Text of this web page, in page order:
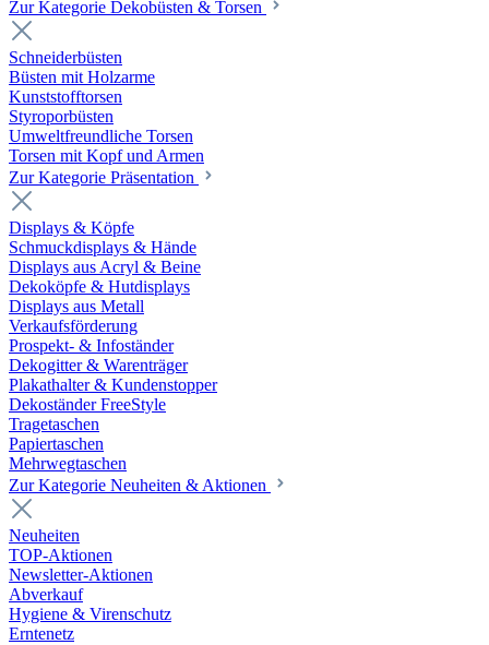
Zur Kategorie Dekobüsten & Torsen
Schneiderbüsten
Büsten mit Holzarme
Kunststofftorsen
Styroporbüsten
Umweltfreundliche Torsen
Torsen mit Kopf und Armen
Zur Kategorie Präsentation
Displays & Köpfe
Schmuckdisplays & Hände
Displays aus Acryl & Beine
Dekoköpfe & Hutdisplays
Displays aus Metall
Verkaufsförderung
Prospekt- & Infoständer
Dekogitter & Warenträger
Plakathalter & Kundenstopper
Dekoständer FreeStyle
Tragetaschen
Papiertaschen
Mehrwegtaschen
Zur Kategorie Neuheiten & Aktionen
Neuheiten
TOP-Aktionen
Newsletter-Aktionen
Abverkauf
Hygiene & Virenschutz
Erntenetz